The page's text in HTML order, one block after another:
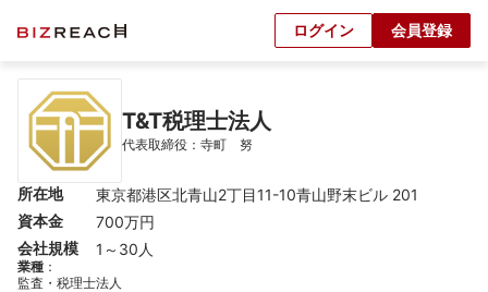
ログイン 会員登録
T&T税理士法人
代表取締役：寺町　努
所在地
東京都港区北青山2丁目11-10青山野末ビル 201
資本金
700万円
会社規模
1～30人
業種 ：
監査・税理士法人